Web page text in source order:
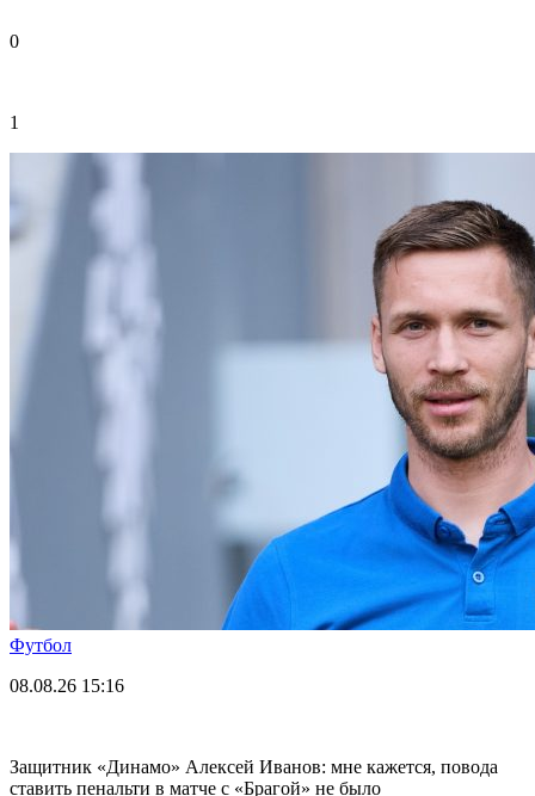
0
1
Футбол
08.08.26 15:16
Защитник «Динамо» Алексей Иванов: мне кажется, повода
ставить пенальти в матче с «Брагой» не было